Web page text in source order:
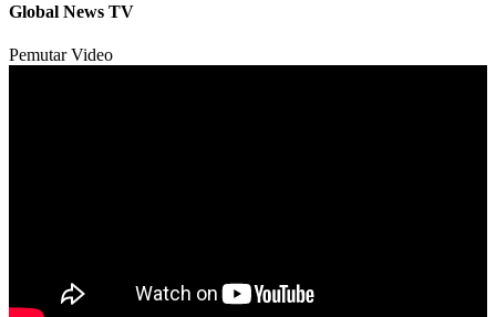
Global News TV
Pemutar Video